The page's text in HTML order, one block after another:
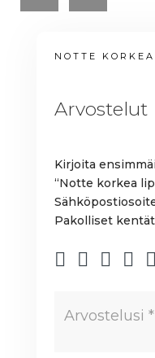
NOTTE
Arvostelut
Kirjoita
“Notte korkea
Pakolliset